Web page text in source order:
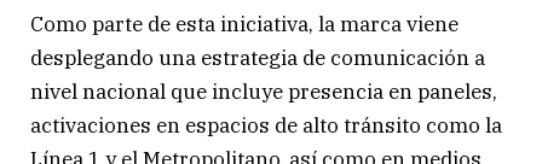
Como parte de esta iniciativa, la marca viene
desplegando una estrategia de comunicación a
nivel nacional que incluye presencia en paneles,
activaciones en espacios de alto tránsito como la